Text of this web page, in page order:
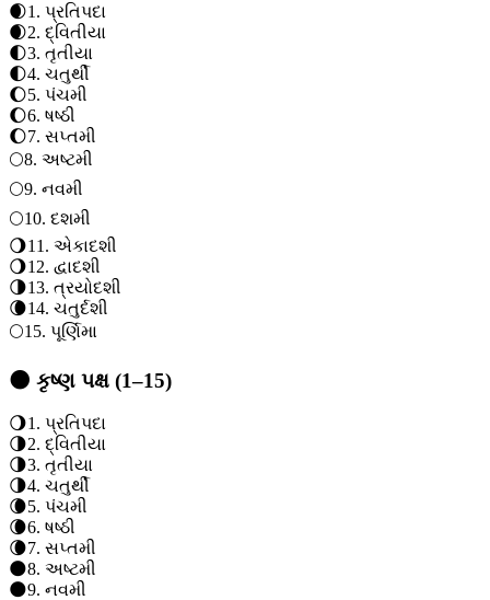
🌒1 . પ્રતિપદા
🌒2. દ્વિતીયા
🌓3. તૃતીયા
🌓4. ચતુર્થી
🌔5. પંચમી
🌔6. ષષ્ઠી
🌔7. સપ્તમી
🌕8. અષ્ટમી
🌕9. નવમી
🌕10. દશમી
🌖11 . એકાદશી
🌖12. દ્વાદશી
🌗13. ત્રયોદશી
🌘14. ચતુર્દશી
🌕15. પૂર્ણિમા
🌑 કૃષ્ણ પક્ષ (1–15)
🌖1 . પ્રતિપદા
🌗2. દ્વિતીયા
🌗3. તૃતીયા
🌗4. ચતુર્થી
🌘5. પંચમી
🌘6. ષષ્ઠી
🌘7. સપ્તમી
🌑8. અષ્ટમી
🌑9. નવમી